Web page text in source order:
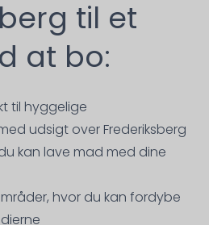
til et
at bo:
til hyggelige
udsigt over Frederiksberg
kan lave mad med dine
hvor du kan fordybe